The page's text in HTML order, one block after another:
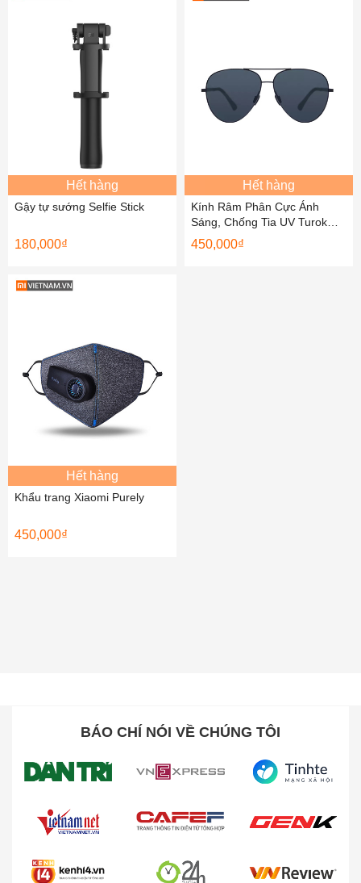
Hết hàng
Gậy tự sướng Selfie Stick
180,000₫
Hết hàng
Kính Râm Phân Cực Ánh
Sáng, Chống Tia UV Turok
Steinhardt SM005-0220
450,000₫
Hết hàng
Khẩu trang Xiaomi Purely
450,000₫
BÁO CHÍ NÓI VỀ CHÚNG TÔI